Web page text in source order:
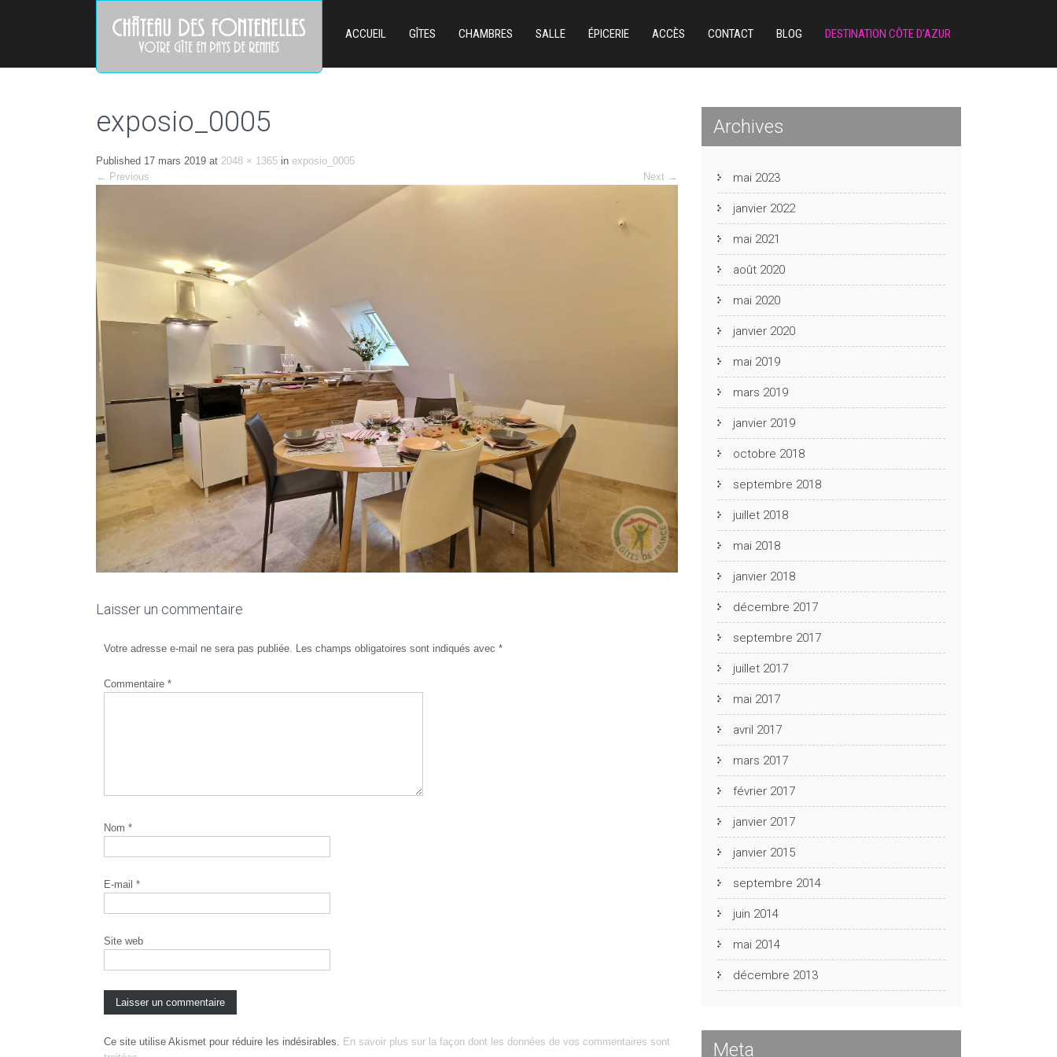
ACCUEIL GÎTES CHAMBRES SALLE ÉPICERIE ACCÈS CONTACT BLOG DESTINATION CÔTE D’AZUR
exposio_0005
Published 17 mars 2019 at 2048 × 1365 in exposio_0005
← Previous Next →
Laisser un commentaire
Votre adresse e-mail ne sera pas publiée. Les champs obligatoires sont indiqués avec *
Commentaire *
Nom *
E-mail *
Site web
Ce site utilise Akismet pour réduire les indésirables. En savoir plus sur la façon dont les données de vos commentaires sont
Archives
mai 2023
janvier 2022
mai 2021
août 2020
mai 2020
janvier 2020
mai 2019
mars 2019
janvier 2019
octobre 2018
septembre 2018
juillet 2018
mai 2018
janvier 2018
décembre 2017
septembre 2017
juillet 2017
mai 2017
avril 2017
mars 2017
février 2017
janvier 2017
janvier 2015
septembre 2014
juin 2014
mai 2014
décembre 2013
Meta